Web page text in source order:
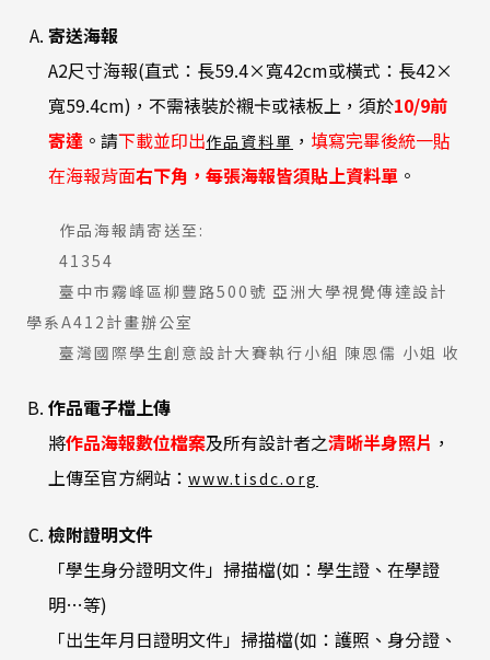
寄送海報
A2尺寸海報(直式：長59.4×寬42cm或橫式：長42×
寬59.4cm)，不需裱裝於襯卡或裱板上，須於10/9前
寄達 。請下載並印出作品資料單 (外
部
連
（另
開
新
， 填寫完畢後統一貼
在海報背面右下角，每張海報皆須貼上資料單 。
作品海報請寄送至:
41354
臺中市霧峰區柳豐路500號 亞洲大學視覺傳達設計
學系A412計畫辦公室
臺灣國際學生創意設計大賽執行小組 陳恩儒 小姐 收
作品電子檔上傳
將作品海報數位檔案及所有設計者之清晰半身照片 ，
上傳至官方網站： www.tisdc.org
窗）
檢附證明文件
「學生身分證明文件」掃描檔(如：學生證、在學證
明…等)
「出生年月日證明文件」掃描檔(如：護照、身分證、